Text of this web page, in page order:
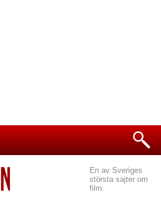
En av Sveriges
största sajter om
film.